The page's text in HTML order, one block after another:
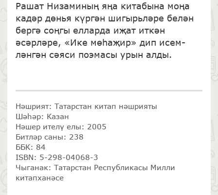
Рашат Низаминың яңа китабына моңа
кадәр дөнья күргән шигырьләре белән
бергә соңгы еллар­да иҗат иткән
әсәрләре, «Ике мөһаҗир» дип исем­
ләнгән сәяси поэмасы урын алды.
Нәшрият: Татарстан китап нәшрияты
Шәһәр: Казан
Нәшер ителү елы: 2005
Битләр саны: 238
ББК: 84
ISBN: 5-298-04068-3
Чыганак: Татарстан Республикасы Милли
китапханәсе